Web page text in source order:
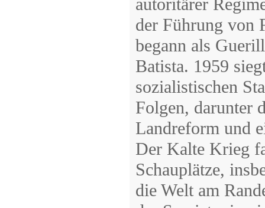
autoritärer
der Führung von
begann als
Batista. 1959
sozialistischen
Folgen, darunter
Landreform und
Der Kalte Krieg
Schauplätze,
die Welt am